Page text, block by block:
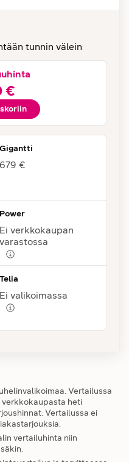
tunnin välein
€
Gigantti
679 €
Power
Ei verkkokaupan
varastossa
Telia
Ei valikoimassa
Vertailussa
heti
Vertailussa ei
vertailuhinta niin